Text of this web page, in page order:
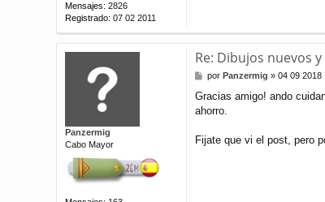
Mensajes: 2826
Registrado: 07 02 2011
Panzermig
Cabo Mayor
Re: Dibujos nuevos
M
n
s
j
e
por Panzermig »04 09 2018
Gracias amigo! ando
ahorro.
Fijate que vi el post, pero